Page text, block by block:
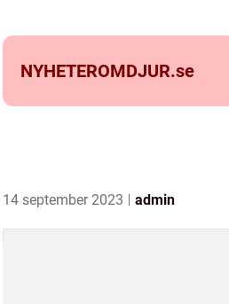
NYHETEROMDJUR.se
14 september 2023 admin